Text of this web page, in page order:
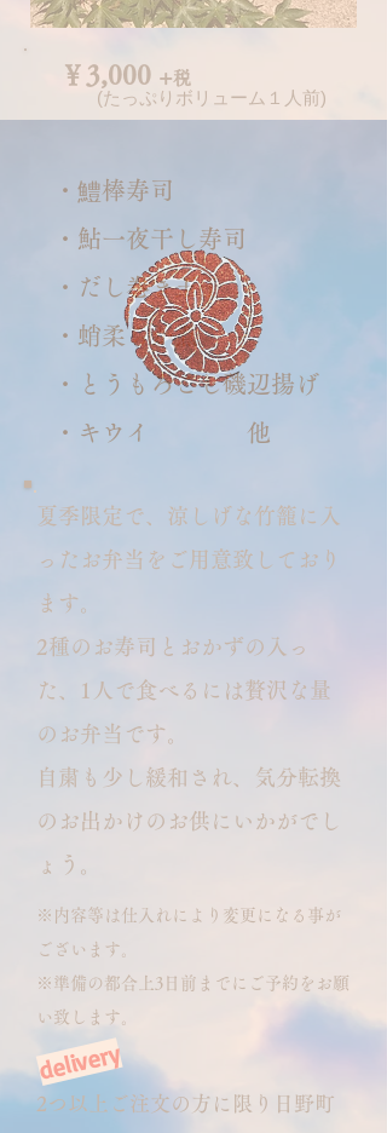
(たっぷりボリューム１人前)
​￥3,000 +税
​・鱧棒寿司
・鮎一夜干し寿司
・だし巻き玉子
・蛸柔らか煮
・とうもろこし磯辺揚げ
・キウイ 他
夏季限定で、涼しげな竹籠に入
ったお弁当をご用意致しており
ます。
2種のお寿司とおかずの入っ
た、1人で食べるには贅沢な量
のお弁当です。
自粛も少し緩和され、気分転換
のお出かけのお供にいかがでし
ょう。
※内容等は仕入れにより変更になる事が
ございます。
​※準備の都合上3日前までにご予約をお願
い致します。
2つ以上ご注文の方に限り日野町
delivery
​